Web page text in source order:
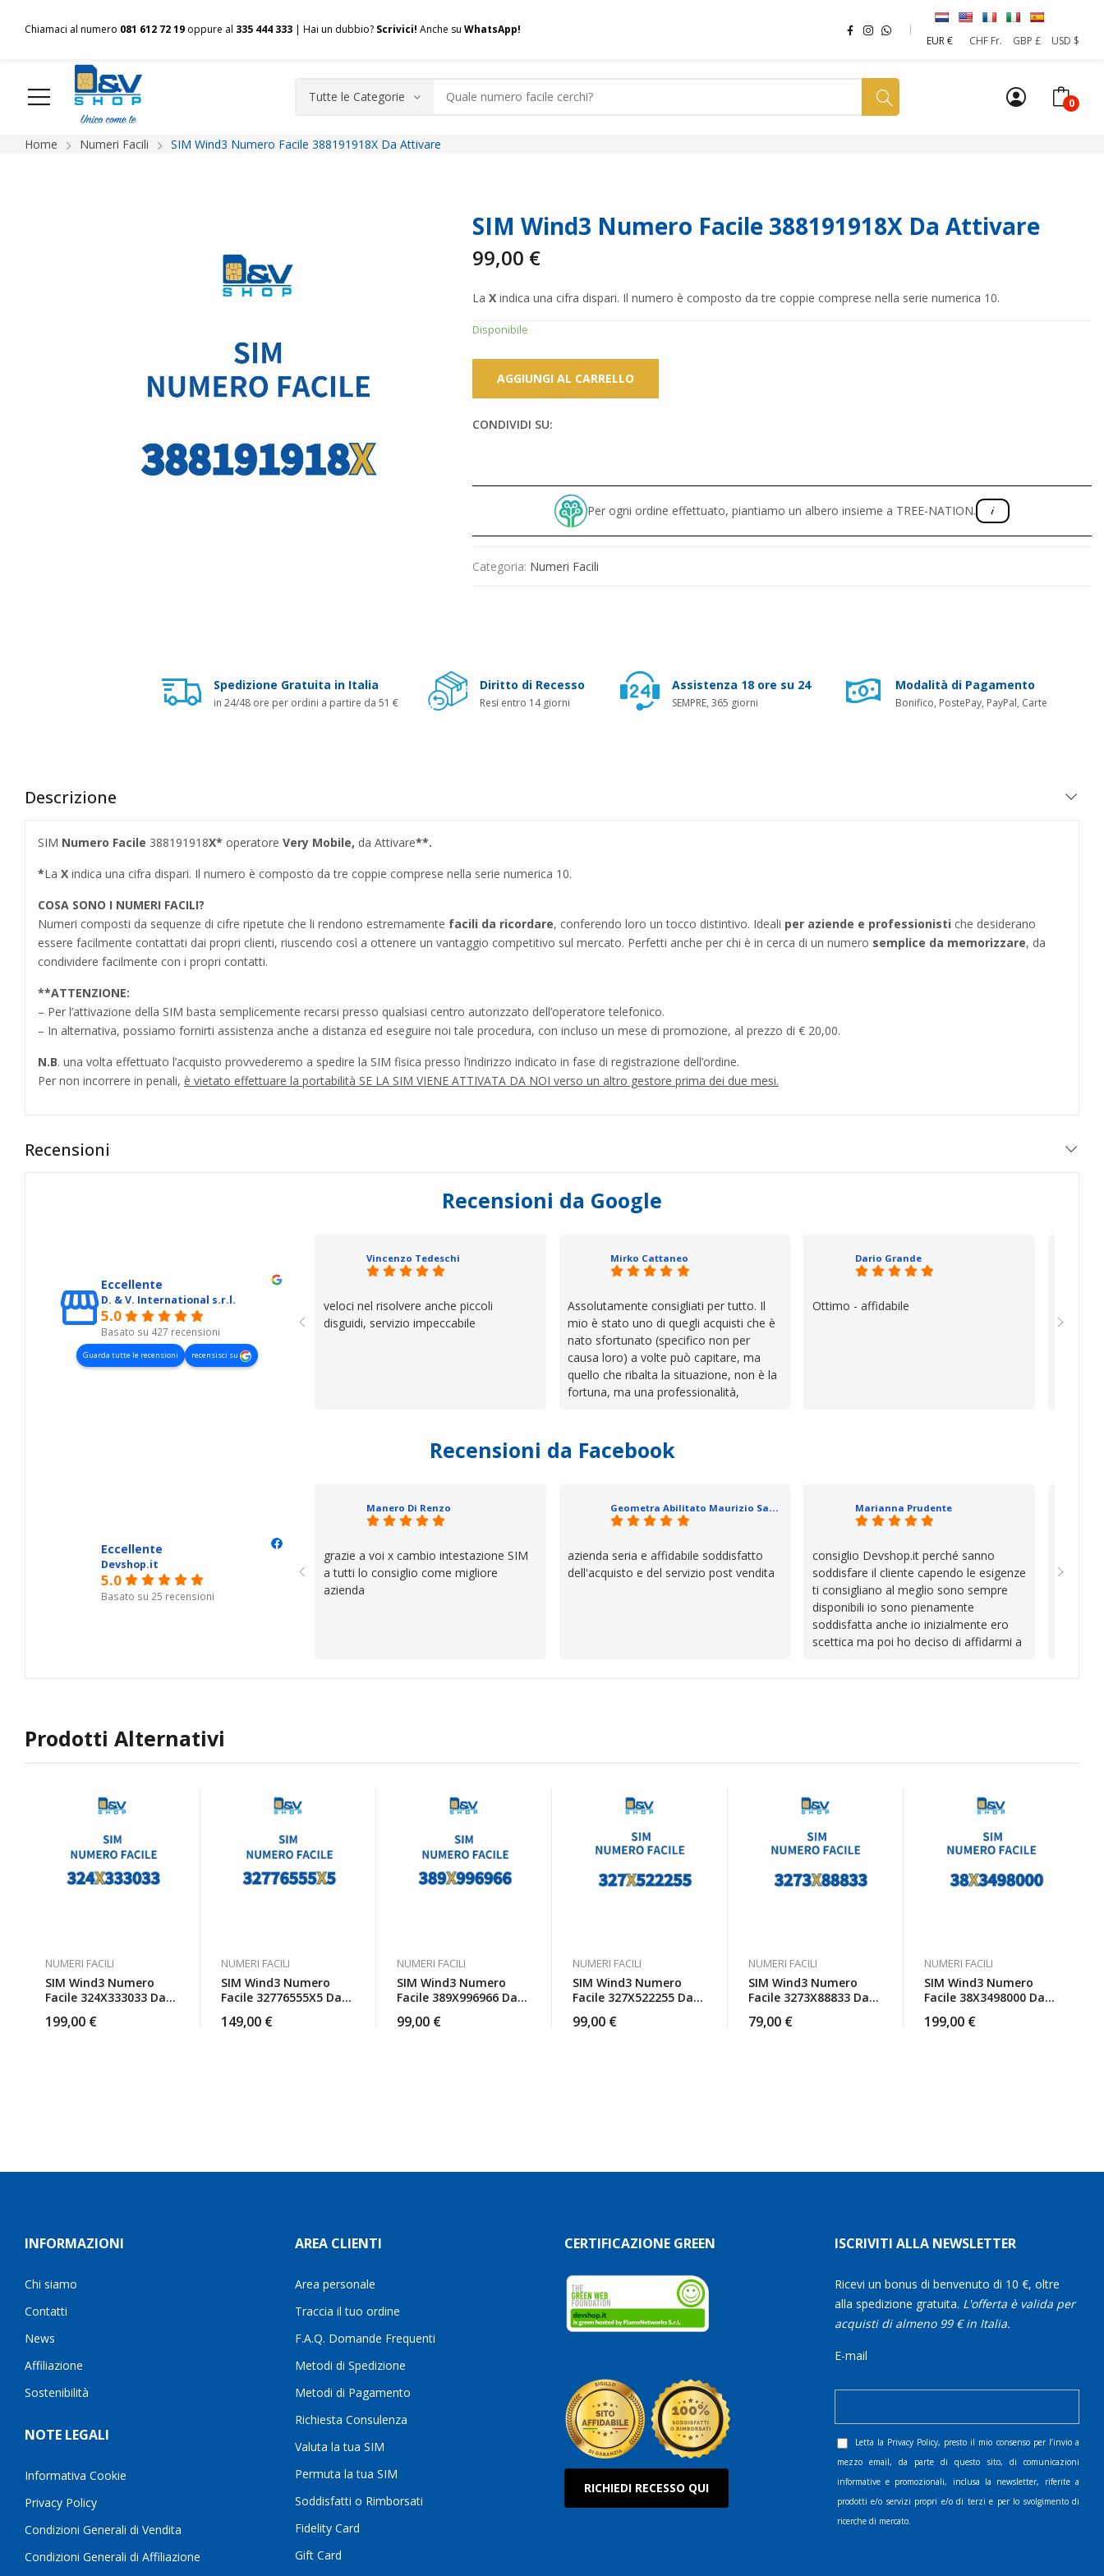
Chiamaci al numero 081 612 72 19 oppure al 335 444 333 | Hai un dubbio? Scrivici! Anche su WhatsApp!
EUR €
CHF Fr. GBP £ USD $
0
HOME Chi siamo Shop Spedizioni Pagamenti F.A.Q. Contatti
Home Numeri Facili SIM Wind3 Numero Facile 388191918X Da Attivare
SIM Wind3 Numero Facile 388191918X Da Attivare
99,00 €
La X indica una cifra dispari. Il numero è composto da tre coppie comprese nella serie numerica 10.
Disponibile
AGGIUNGI AL CARRELLO
CONDIVIDI SU:
Per ogni ordine effettuato, piantiamo un albero insieme a TREE-NATION.
Categoria: Numeri Facili
Spedizione Gratuita in Italia
in 24/48 ore per ordini a partire da 51 €
Diritto di Recesso
Resi entro 14 giorni
Assistenza 18 ore su 24
SEMPRE, 365 giorni
Modalità di Pagamento
Bonifico, PostePay, PayPal, Carte
Descrizione
SIM Numero Facile 388191918X* operatore Very Mobile, da Attivare**.
*La X indica una cifra dispari. Il numero è composto da tre coppie comprese nella serie numerica 10.
COSA SONO I NUMERI FACILI?
Numeri composti da sequenze di cifre ripetute che li rendono estremamente facili da ricordare, conferendo loro un tocco distintivo. Ideali per aziende e professionisti che desiderano
essere facilmente contattati dai propri clienti, riuscendo così a ottenere un vantaggio competitivo sul mercato. Perfetti anche per chi è in cerca di un numero semplice da memorizzare, da
condividere facilmente con i propri contatti.
**ATTENZIONE:
– Per l’attivazione della SIM basta semplicemente recarsi presso qualsiasi centro autorizzato dell’operatore telefonico.
– In alternativa, possiamo fornirti assistenza anche a distanza ed eseguire noi tale procedura, con incluso un mese di promozione, al prezzo di € 20,00.
N.B. una volta effettuato l’acquisto provvederemo a spedire la SIM fisica presso l’indirizzo indicato in fase di registrazione dell’ordine.
Per non incorrere in penali, è vietato effettuare la portabilità SE LA SIM VIENE ATTIVATA DA NOI verso un altro gestore prima dei due mesi.
Recensioni
Recensioni da Google
Eccellente
D. & V. International s.r.l.
5.0
Basato su 427 recensioni
Guarda tutte le recensioni recensisci su
Vincenzo Tedeschi
veloci nel risolvere anche piccoli
disguidi, servizio impeccabile
Mirko Cattaneo
Assolutamente consigliati per tutto. Il
mio è stato uno di quegli acquisti che è
nato sfortunato (specifico non per
causa loro) a volte può capitare, ma
quello che ribalta la situazione, non è la
fortuna, ma una professionalità,
cose. Be', io qui è proprio quello che ho
trovato, un atteggiamento che va oltre
se avete bisogno siete in ottime mani.
Dario Grande
Ottimo - affidabile
vera
Recensioni da Facebook
Eccellente
Devshop.it
5.0
Basato su 25 recensioni
Manero Di Renzo
grazie a voi x cambio intestazione SIM
a tutti lo consiglio come migliore
azienda
Geometra Abilitato Maurizio Sammartano
azienda seria e affidabile soddisfatto
dell'acquisto e del servizio post vendita
Marianna Prudente
consiglio Devshop.it perché sanno
soddisfare il cliente capendo le esigenze
ti consigliano al meglio sono sempre
disponibili io sono pienamente
soddisfatta anche io inizialmente ero
scettica ma poi ho deciso di affidarmi a
cambio
Prodotti Alternativi
NUMERI FACILI
SIM Wind3 Numero
Facile 324X333033 Da
199,00 €
NUMERI FACILI
SIM Wind3 Numero
Facile 32776555X5 Da
149,00 €
NUMERI FACILI
SIM Wind3 Numero
Facile 389X996966 Da
99,00 €
NUMERI FACILI
SIM Wind3 Numero
Facile 327X522255 Da
99,00 €
NUMERI FACILI
SIM Wind3 Numero
Facile 3273X88833 Da
79,00 €
NUMERI FACILI
SIM Wind3 Numero
Facile 38X3498000 Da
199,00 €
INFORMAZIONI
Chi siamo
Contatti
News
Affiliazione
Sostenibilità
NOTE LEGALI
Informativa Cookie
Privacy Policy
Condizioni Generali di Vendita
Condizioni Generali di Affiliazione
AREA CLIENTI
Area personale
Traccia il tuo ordine
F.A.Q. Domande Frequenti
Metodi di Spedizione
Metodi di Pagamento
Richiesta Consulenza
Valuta la tua SIM
Permuta la tua SIM
Soddisfatti o Rimborsati
Fidelity Card
Gift Card
CERTIFICAZIONE GREEN
RICHIEDI RECESSO QUI
ISCRIVITI ALLA NEWSLETTER
Ricevi un bonus di benvenuto di 10 €, oltre
alla spedizione gratuita. L'offerta è valida per
acquisti di almeno 99 € in Italia.
E-mail
Letta la Privacy Policy, presto il mio consenso per l’invio a
mezzo email, da parte di questo sito, di comunicazioni
informative e promozionali, inclusa la newsletter, riferite a
prodotti e/o servizi propri e/o di terzi e per lo svolgimento di
ricerche di mercato.